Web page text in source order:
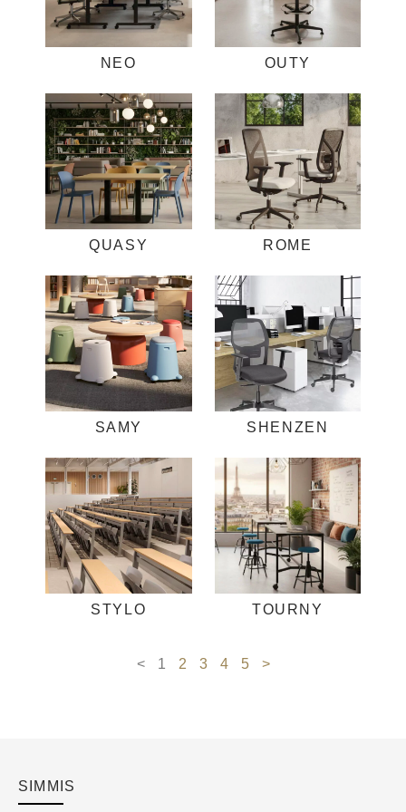
NEO OUTY
QUASY ROME
SAMY SHENZEN
STYLO TOURNY
< 1 2 3 4 5 >
SIMMIS